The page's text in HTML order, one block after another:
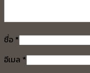
ชื่อ *
อีเมล *